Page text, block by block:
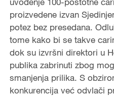
proizvedene izvan
potez bez presedana.
tome kako bi se takve
dok su izvršni direktori u
publika zabrinuti zbog
smanjenja prilika. S
konkurencija već odvlači